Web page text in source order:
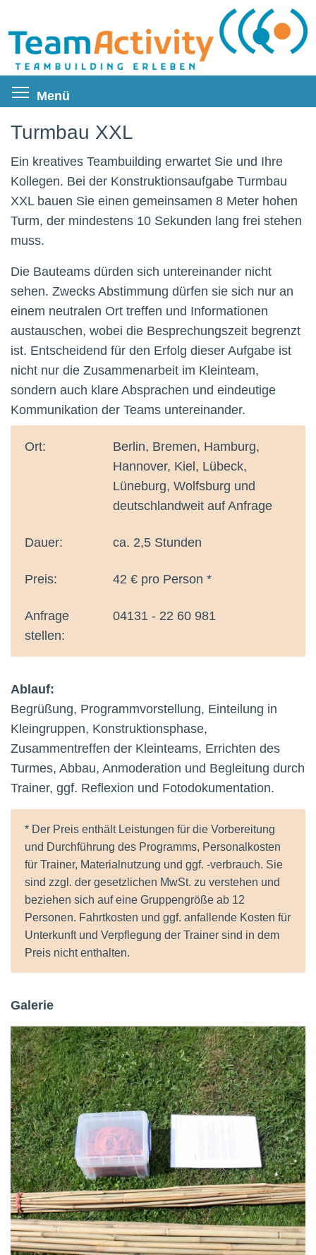
zum
Inhalt
Menü
Turmbau XXL
Ein kreatives Teambuilding erwartet Sie und Ihre
Kollegen. Bei der Konstruktionsaufgabe Turmbau
XXL bauen Sie einen gemeinsamen 8 Meter hohen
Turm, der mindestens 10 Sekunden lang frei stehen
muss.
Die Bauteams dürden sich untereinander nicht
sehen. Zwecks Abstimmung dürfen sie sich nur an
einem neutralen Ort treffen und Informationen
austauschen, wobei die Besprechungszeit begrenzt
ist. Entscheidend für den Erfolg dieser Aufgabe ist
nicht nur die Zusammenarbeit im Kleinteam,
sondern auch klare Absprachen und eindeutige
Kommunikation der Teams untereinander.
Ort:
Berlin, Bremen, Hamburg,
Hannover, Kiel, Lübeck,
Lüneburg, Wolfsburg und
deutschlandweit auf Anfrage
Dauer: ca. 2,5 Stunden
Preis: 42 € pro Person *
Anfrage
stellen:
04131 - 22 60 981
Ablauf:
Begrüßung, Programmvorstellung, Einteilung in
Kleingruppen, Konstruktionsphase,
Zusammentreffen der Kleinteams, Errichten des
Turmes, Abbau, Anmoderation und Begleitung durch
Trainer, ggf. Reflexion und Fotodokumentation.
* Der Preis enthält Leistungen für die Vorbereitung
und Durchführung des Programms, Personalkosten
für Trainer, Materialnutzung und ggf. -verbrauch. Sie
sind zzgl. der gesetzlichen MwSt. zu verstehen und
beziehen sich auf eine Gruppengröße ab 12
Personen. Fahrtkosten und ggf. anfallende Kosten für
Unterkunft und Verpflegung der Trainer sind in dem
Preis nicht enthalten.
Galerie